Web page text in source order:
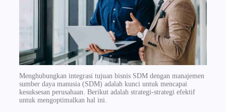
Menghubungkan integrasi tujuan bisnis SDM dengan manajemen
sumber daya manusia (SDM) adalah kunci untuk mencapai
kesuksesan perusahaan. Berikut adalah strategi-strategi efektif
untuk mengoptimalkan hal ini.